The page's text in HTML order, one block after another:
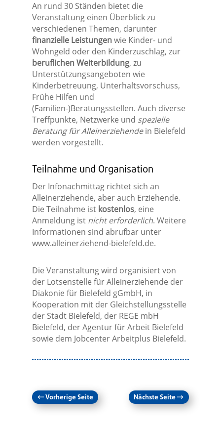
An rund 30 Ständen bietet die
Veranstaltung einen Überblick zu
verschiedenen Themen, darunter
finanzielle Leistungenwie Kinder- und
Wohngeld oder den Kinderzuschlag, zur
beruflichen Weiterbildung, zu
Unterstützungsangeboten wie
Kinderbetreuung, Unterhaltsvorschuss,
Frühe Hilfen und
(Familien-)Beratungsstellen. Auch diverse
Treffpunkte, Netzwerke und spezielle
Beratung für Alleinerziehendein Bielefeld
werden vorgestellt.
Teilnahme und Organisation
Der Infonachmittag richtet sich an
Alleinerziehende, aber auch Erziehende.
Die Teilnahme ist kostenlos, eine
Anmeldung ist nicht erforderlich. Weitere
Informationen sind abrufbar unter
www.alleinerziehend-bielefeld.de.
Die Veranstaltung wird organisiert von
der Lotsenstelle für Alleinerziehende der
Diakonie für Bielefeld gGmbH, in
Kooperation mit der Gleichstellungsstelle
der Stadt Bielefeld, der REGE mbH
Bielefeld, der Agentur für Arbeit Bielefeld
sowie dem Jobcenter Arbeitplus Bielefeld.
←Vorherige Seite Nächste Seite→